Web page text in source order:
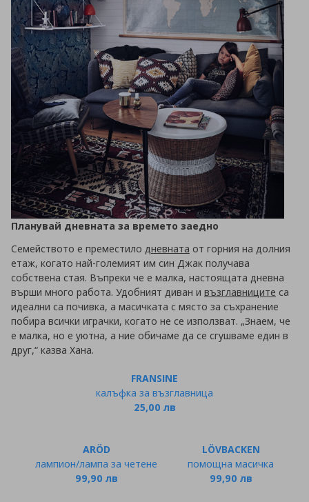
Планувай дневната за времето заедно
Семейството е преместило дневната от горния на долния
етаж, когато най-големият им син Джак получава
собствена стая. Въпреки че е малка, настоящата дневна
върши много работа. Удобният диван и възглавниците са
идеални са почивка, а масичката с място за съхранение
побира всички играчки, когато не се използват. „Знаем, че
е малка, но е уютна, а ние обичаме да се сгушваме един в
друг,“ казва Хана.
FRANSINE
калъфка за възглавница
25,00 лв
ARÖD
лампион/лампа за четене
99,90 лв
LÖVBACKEN
помощна масичка
99,90 лв